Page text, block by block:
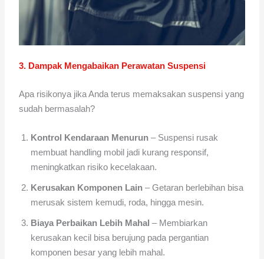
3. Dampak Mengabaikan Perawatan Suspensi
Apa risikonya jika Anda terus memaksakan suspensi yang
sudah bermasalah?
Kontrol Kendaraan Menurun – Suspensi rusak
membuat handling mobil jadi kurang responsif,
meningkatkan risiko kecelakaan.
Kerusakan Komponen Lain – Getaran berlebihan bisa
merusak sistem kemudi, roda, hingga mesin.
Biaya Perbaikan Lebih Mahal – Membiarkan
kerusakan kecil bisa berujung pada pergantian
komponen besar yang lebih mahal.